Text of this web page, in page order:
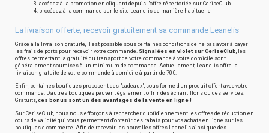
accédez à la promotion en cliquant depuis l'offre répertoriée sur CeriseClub
procédez à la commande sur le site Leanelis de manière habituelle
La livraison offerte, recevoir gratuitement sa commande Leanelis
Grâce à la livraison gratuite, il est possible sous certaines conditions de ne pas avoir à payer
les frais de ports pour recevoir votre commande. Signalées en violet sur CeriseClub, les
offres permettant la gratuité du transport de votre commande à votre domicile sont
généralement soumises à un minimum de commande. Actuellement, Leanelis offre la
livraison gratuite de votre commande à domicile à partir de 70€.
Enfin, certaines boutiques proposent des "cadeaux", sous forme d'un produit offert avec votre
commande. D'autres boutiques peuvent également offrir des échantillons ou des services.
Gratuits, ces bonus sont un des avantages de la vente en ligne !
Sur CeriseClub, nous nous efforçons à rechercher quotidiennement les offres de réduction en
cours de validité qui vous permettent d'obtenir des rabais pour vos achats en ligne sur les
boutiques e-commerce. Afin de recevoir les nouvelles offres Leanelis ainsi que des